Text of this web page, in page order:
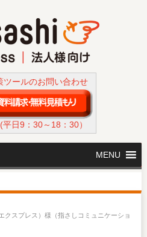
ツールのお問い合わせ
日9：30～18：30）
MENU
クスプレス）様（指さしコミュニケーショ